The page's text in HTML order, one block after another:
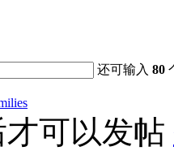
还可输入80
可以发帖